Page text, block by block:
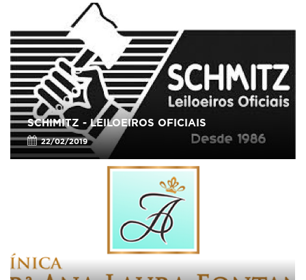
SCHIMITZ - LEILOEIROS OFICIAIS
22/02/2019